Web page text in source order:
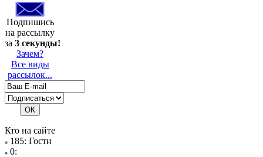
Подпишись
на рассылку
за 3 секунды!
Зачем?
Все виды
рассылок...
Кто на сайте
185: Гости
0: